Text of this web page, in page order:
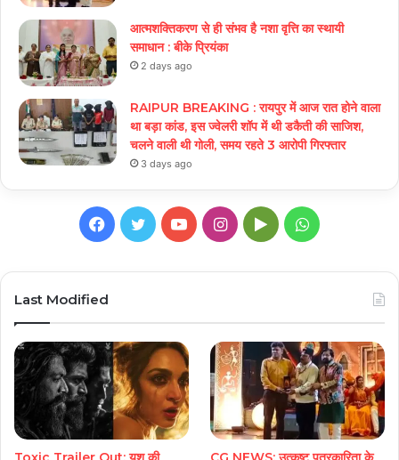
आत्मशक्तिकरण से ही संभव है नशा वृत्ति का स्थायी
समाधान : बीके प्रियंका
2 days ago
RAIPUR BREAKING : रायपुर में आज रात होने वाला
था बड़ा कांड, इस ज्वेलरी शॉप में थी डकैती की साजिश,
चलने वाली थी गोली, समय रहते 3 आरोपी गिरफ्तार
3 days ago
Facebook
TwitterYouTubeInstagram
GoogleWhatsApp
Last Modified